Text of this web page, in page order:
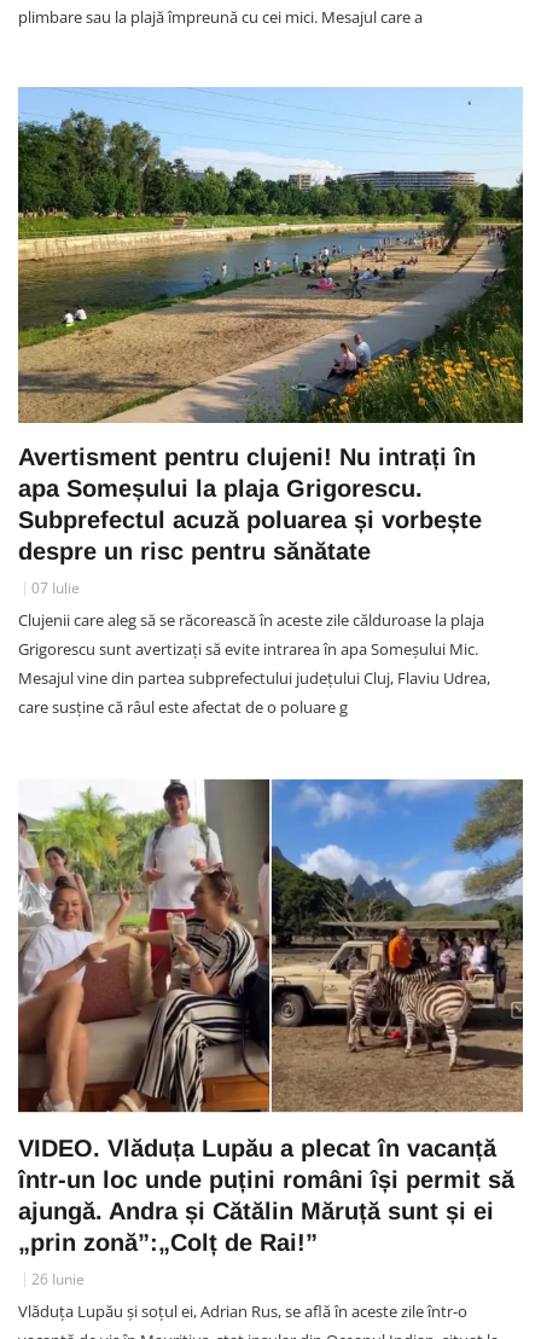
plimbare sau la plajă împreună cu cei mici. Mesajul care a
Avertisment pentru clujeni! Nu intrați în
apa Someșului la plaja Grigorescu.
Subprefectul acuză poluarea și vorbește
despre un risc pentru sănătate
07 Iulie
Clujenii care aleg să se răcorească în aceste zile călduroase la plaja
Grigorescu sunt avertizați să evite intrarea în apa Someșului Mic.
Mesajul vine din partea subprefectului județului Cluj, Flaviu Udrea,
care susține că râul este afectat de o poluare g
VIDEO. Vlăduța Lupău a plecat în vacanță
într-un loc unde puțini români își permit să
ajungă. Andra și Cătălin Măruță sunt și ei
„prin zonă”:„Colț de Rai!”
26 Iunie
Vlăduța Lupău și soțul ei, Adrian Rus, se află în aceste zile într-o